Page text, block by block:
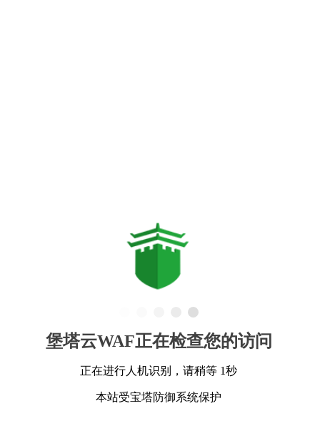
堡塔云WAF正在检查您的访问
正在进行人机识别，请稍等 1秒
本站受宝塔防御系统保护